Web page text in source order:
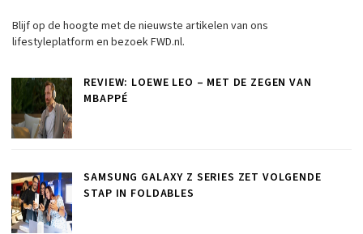
Blijf op de hoogte met de nieuwste artikelen van ons
lifestyleplatform en bezoek FWD.nl.
REVIEW: LOEWE LEO – MET DE ZEGEN VAN
MBAPPÉ
SAMSUNG GALAXY Z SERIES ZET VOLGENDE
STAP IN FOLDABLES